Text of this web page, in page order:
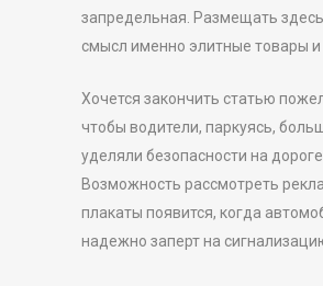
запредельная. Размещать
смысл именно элитные товары и
Хочется закончить статью
чтобы водители, паркуясь,
уделяли безопасности на дороге.
Возможность рассмотреть
плакаты появится, когда
надежно заперт на